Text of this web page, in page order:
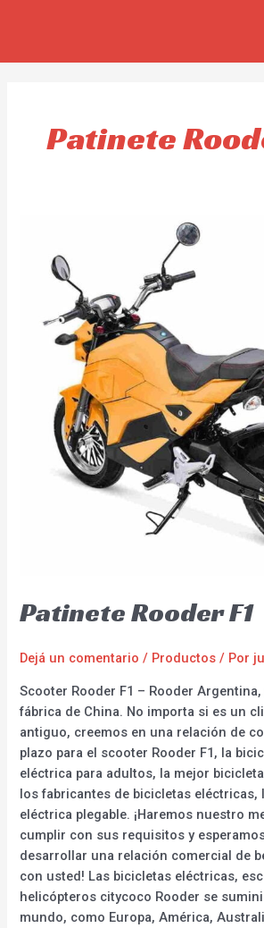
Patinete
Patinete Rooder F1
Dejá un comentario / Productos / Por
Scooter Rooder F1 – Rooder
fábrica de China. No importa si es un
antiguo, creemos en una relación de
plazo para el scooter Rooder F1, la
eléctrica para adultos, la mejor
los fabricantes de bicicletas eléctricas,
eléctrica plegable. ¡Haremos nuestro
cumplir con sus requisitos y
desarrollar una relación comercial de
con usted! Las bicicletas eléctricas,
helicópteros citycoco Rooder se
mundo, como Europa, América,